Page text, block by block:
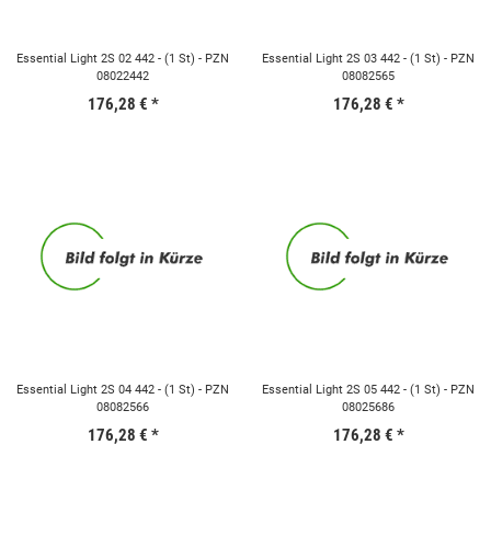
Essential Light 2S 02 442 - (1 St) - PZN
08022442
176,28 € *
Essential Light 2S 03 442 - (1 St) - PZN
08082565
176,28 € *
Essential Light 2S 04 442 - (1 St) - PZN
08082566
176,28 € *
Essential Light 2S 05 442 - (1 St) - PZN
08025686
176,28 € *